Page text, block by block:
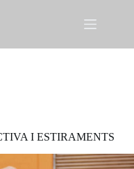
I ESTIRAMENTS